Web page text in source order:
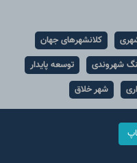
کلانشهرهای جهان
شهروندی
توسعه پایدار
شهر خلاق